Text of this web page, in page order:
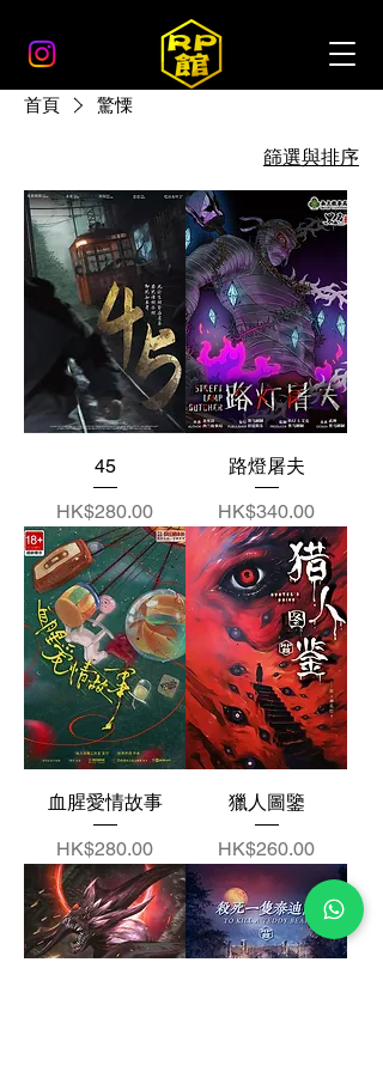
首頁 驚慄
篩選與排序
45
價格
HK$280.00
路燈屠夫
價格
HK$340.00
血腥愛情故事
價格
HK$280.00
獵人圖鑒
價格
HK$260.00